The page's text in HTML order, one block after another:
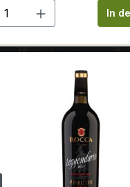
Anzahl: GibIn